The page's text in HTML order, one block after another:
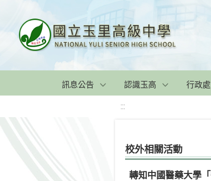
訊息公告 認識玉高 行政
:::
校外相關活動
轉知中國醫藥大學